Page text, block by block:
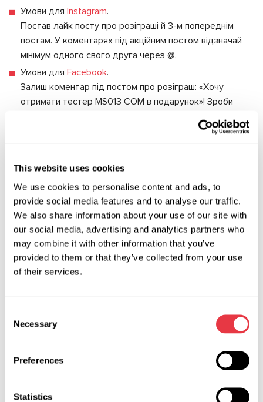
This website uses cookies
We use cookies to personalise content and ads, to
provide social media features and to analyse our traffic.
We also share information about your use of our site with
our social media, advertising and analytics partners who
may combine it with other information that you’ve
provided to them or that they’ve collected from your use
of their services.
Selection
Necessary
Preferences
Statistics
Умови для Instagram.
Постав лайк посту про розіграші й 3-м попереднім
постам. У коментарях під акційним постом відзначай
мінімум одного свого друга через @.
Умови для Facebook.
Залиш коментар під постом про розіграш: «Хочу
отримати тестер MS013 COM в подарунок»! Зроби
відеороликів коментар: «Хочу отримати тестер MS013
* Обов'язкова умова: не видаляти пост до кінця
розіграшу.
Важливо!
У Instagram можуть брати участь тільки особисті акаунти і
ті, які підписані на нашу сторінку. Чим більше коментарів,
розіграші з 16.04.19 по 31.05.19. Переможець буде
Не гай час! Доля любить сміливців!